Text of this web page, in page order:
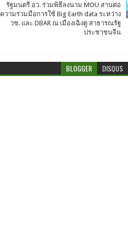
รัฐมนตรี อว. ร่วมพิธีลงนาม MOU สานต่อ
ความร่วมมือการใช้ Big Earth data ระหว่าง
วช. และ DBAR ณ เมืองเฉิงตู สาธารณรัฐ
ประชาชนจีน
BLOGGER DISQUS